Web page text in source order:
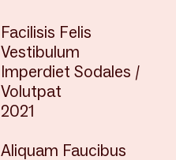
Facilisis Felis
Vestibulum
Imperdiet Sodales /
Volutpat
2021
Aliquam Faucibus